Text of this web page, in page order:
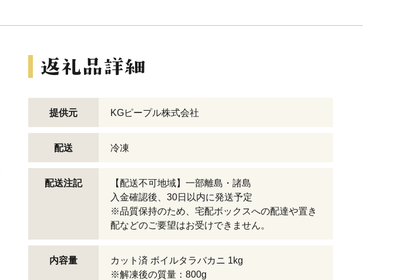
提供元 KGピープル株式会社
配送 冷凍
配送注記
【配送不可地域】一部離島・諸島
入金確認後、30日以内に発送予定
※品質保持のため、宅配ボックスへの配達や置き
配などのご要望はお受けできません。
内容量
カット済 ボイルタラバカニ 1kg
※解凍後の質量：800g